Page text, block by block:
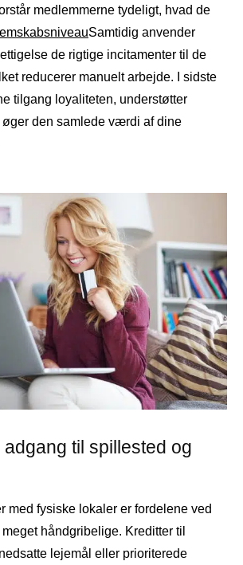
medlemmerne tydeligt, hvad de
Samtidig anvender
de rigtige incitamenter til de
reducerer manuelt arbejde. I sidste
tilgang loyaliteten, understøtter
den samlede værdi af dine
til spillested og
med fysiske lokaler er fordelene ved
håndgribelige. Kreditter til
lejemål eller prioriterede